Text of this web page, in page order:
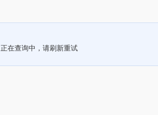
正在查询中，请刷新重试